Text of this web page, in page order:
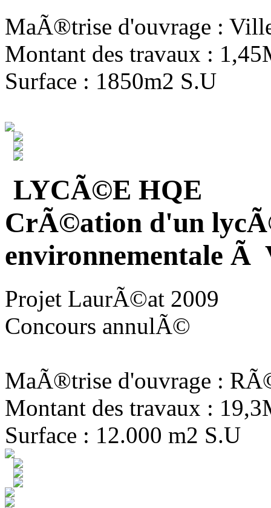
MaÃ®trise d'ouvrage :
Montant des travaux :
Surface : 1850m2 S.U
LYCÃ©E HQE
CrÃ©ation d'un
environnementale Ã
Projet LaurÃ©at 2009
Concours annulÃ©
MaÃ®trise d'ouvrage :
Montant des travaux :
Surface : 12.000 m2 S.U